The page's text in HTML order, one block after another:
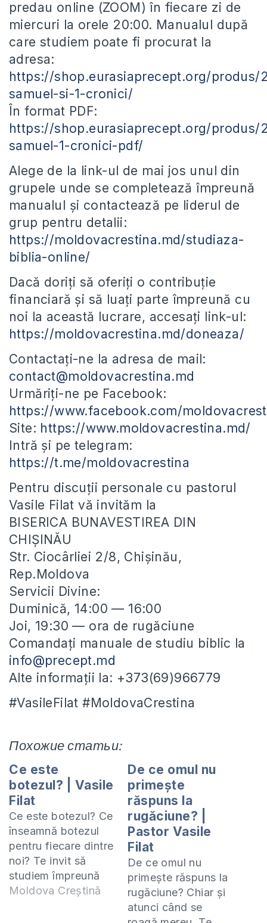
predau online (ZOOM) în fiecare zi de
miercuri la orele 20:00. Manualul după
care studiem poate fi procurat la
adresa:
https://shop.eurasiaprecept.org/produs/
samuel-si-1-cronici/
În format PDF:
https://shop.eurasiaprecept.org/produs/
samuel-1-cronici-pdf/
Alege de la link-ul de mai jos unul din
grupele unde se completează împreună
manualul și contactează pe liderul de
grup pentru detalii:
https://moldovacrestina.md/studiaza-
biblia-online/
Dacă doriți să oferiți o contribuție
financiară și să luați parte împreună cu
noi la această lucrare, accesați link-ul:
https://moldovacrestina.md/doneaza/
Contactați-ne la adresa de mail:
contact@moldovacrestina.md
Urmăriți-ne pe Facebook:
https://www.facebook.com/
Site: https://www.moldovacrestina.md/
Intră și pe telegram:
https://t.me/moldovacrestina
Pentru discuții personale cu pastorul
Vasile Filat vă invităm la
BISERICA BUNAVESTIREA DIN
CHIȘINĂU
Str. Ciocârliei 2/8, Chișinău,
Rep.Moldova
Servicii Divine:
Duminică, 14:00 — 16:00
Joi, 19:30 — ora de rugăciune
Comandați manuale de studiu biblic la
info@precept.md
Alte informații la: +373(69)966779
#VasileFilat #MoldovaCrestina
Похожие статьи:
Ce este
botezul? | Vasile
Filat
Ce este botezul? Ce
înseamnă botezul
pentru fiecare dintre
noi? Te invit să
studiem împreună
cartea 2 Samuel și 1
Moldova Creștină
De ce omul nu
primește
răspuns la
rugăciune? |
Pastor Vasile
Filat
De ce omul nu
primește răspuns la
rugăciune? Chiar și
atunci când se